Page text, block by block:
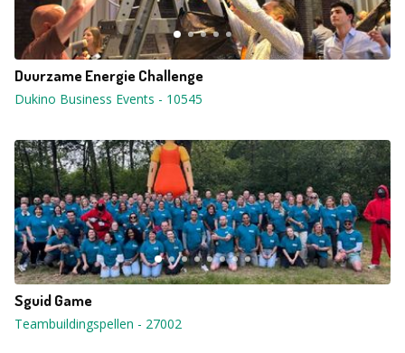
Duurzame Energie Challenge
Dukino Business Events - 10545
Sguid Game
Teambuildingspellen - 27002